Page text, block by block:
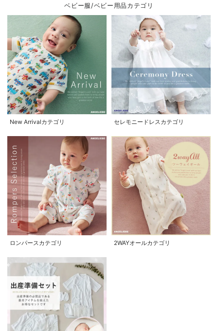
ベビー服/ベビー用品カテゴリ
New Arrivalカテゴリ セレモニードレスカテゴリ
ロンパースカテゴリ 2WAYオールカテゴリ